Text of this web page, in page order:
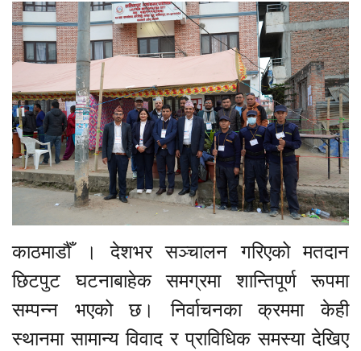
काठमाडौँ । देशभर सञ्चालन गरिएको मतदान
छिटपुट घटनाबाहेक समग्रमा शान्तिपूर्ण रूपमा
सम्पन्न भएको छ। निर्वाचनका क्रममा केही
स्थानमा सामान्य विवाद र प्राविधिक समस्या देखिए